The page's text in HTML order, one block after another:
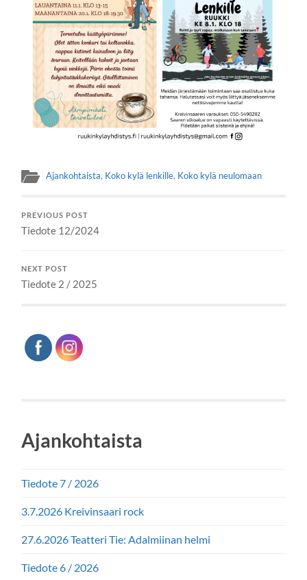
Ajankohtaista, Koko kylä lenkille, Koko kylä neulomaan
PREVIOUS POST
Tiedote 12/2024
NEXT POST
Tiedote 2 / 2025
Ajankohtaista
Tiedote 7 / 2026
3.7.2026 Kreivinsaari rock
27.6.2026 Teatteri Tie: Adalmiinan helmi
Tiedote 6 / 2026